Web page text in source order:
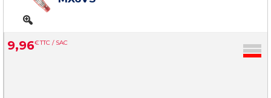
9,96€TTC / SAC